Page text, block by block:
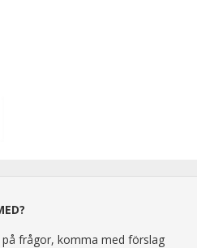
frågor, komma med förslag